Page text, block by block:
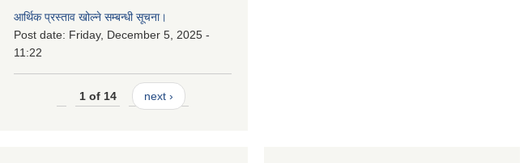
आर्थिक प्रस्ताव खोल्ने सम्बन्धी सूचना।
Post date: Friday, December 5, 2025 -
11:22
1 of 14 next ›